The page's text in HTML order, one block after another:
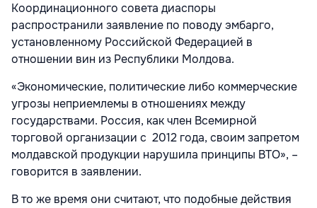
Координационного совета диаспоры
распространили заявление по поводу эмбарго,
установленному Российской Федерацией в
отношении вин из Республики Молдова.
«Экономические, политические либо коммерческие
угрозы неприемлемы в отношениях между
государствами. Россия, как член Всемирной
торговой организации с 2012 года, своим запретом
молдавской продукции нарушила принципы ВТО», –
говорится в заявлении.
В то же время они считают, что подобные действия